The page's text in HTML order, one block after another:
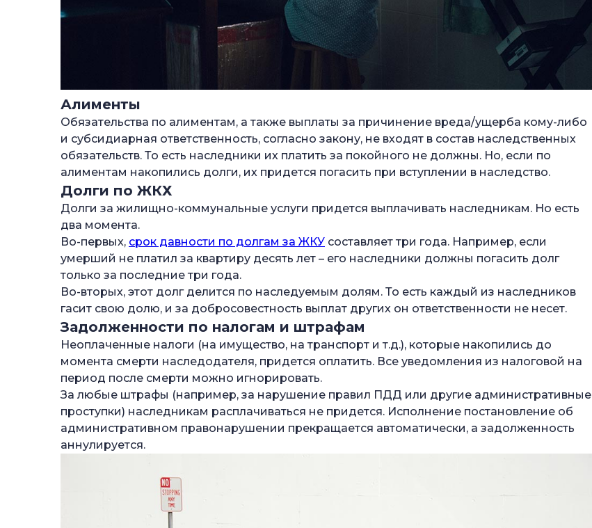
Алименты
Обязательства по алиментам, а также выплаты за причинение вреда/ущерба кому-либо
и субсидиарная ответственность, согласно закону, не входят в состав наследственных
обязательств. То есть наследники их платить за покойного не должны. Но, если по
алиментам накопились долги, их придется погасить при вступлении в наследство.
Долги по ЖКХ
Долги за жилищно-коммунальные услуги придется выплачивать наследникам. Но есть
два момента.
Во-первых, срок давности по долгам за ЖКУ составляет три года. Например, если
умерший не платил за квартиру десять лет – его наследники должны погасить долг
только за последние три года.
Во-вторых, этот долг делится по наследуемым долям. То есть каждый из наследников
гасит свою долю, и за добросовестность выплат других он ответственности не несет.
Задолженности по налогам и штрафам
Неоплаченные налоги (на имущество, на транспорт и т.д.), которые накопились до
момента смерти наследодателя, придется оплатить. Все уведомления из налоговой на
период после смерти можно игнорировать.
За любые штрафы (например, за нарушение правил ПДД или другие административные
проступки) наследникам расплачиваться не придется. Исполнение постановление об
административном правонарушении прекращается автоматически, а задолженность
аннулируется.